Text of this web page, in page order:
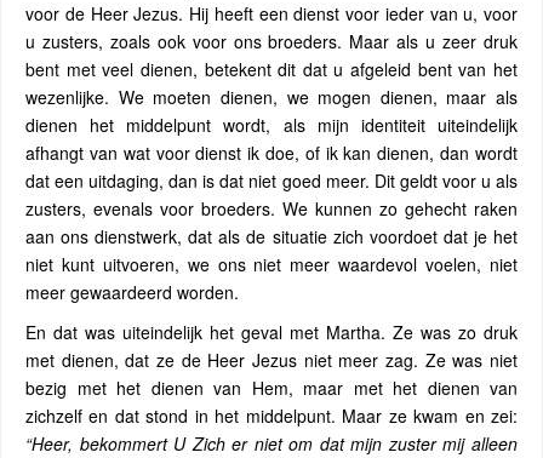
voor de Heer Jezus. Hij heeft een dienst voor ieder van u, voor
u zusters, zoals ook voor ons broeders. Maar als u zeer druk
bent met veel dienen, betekent dit dat u afgeleid bent van het
wezenlijke. We moeten dienen, we mogen dienen, maar als
dienen het middelpunt wordt, als mijn identiteit uiteindelijk
afhangt van wat voor dienst ik doe, of ik kan dienen, dan wordt
dat een uitdaging, dan is dat niet goed meer. Dit geldt voor u als
zusters, evenals voor broeders. We kunnen zo gehecht raken
aan ons dienstwerk, dat als de situatie zich voordoet dat je het
niet kunt uitvoeren, we ons niet meer waardevol voelen, niet
meer gewaardeerd worden.
En dat was uiteindelijk het geval met Martha. Ze was zo druk
met dienen, dat ze de Heer Jezus niet meer zag. Ze was niet
bezig met het dienen van Hem, maar met het dienen van
zichzelf en dat stond in het middelpunt. Maar ze kwam en zei:
“Heer, bekommert U Zich er niet om dat mijn zuster mij alleen